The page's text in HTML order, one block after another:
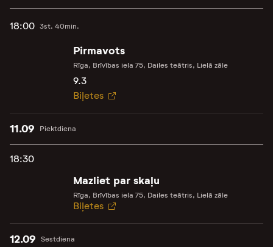
18:00 3st. 40min.
Pirmavots
Rīga, Brīvības iela 75, Dailes teātris, Lielā zāle
9.3
Biļetes
Piektdiena
11.09
18:30
Mazliet par skaļu
Rīga, Brīvības iela 75, Dailes teātris, Lielā zāle
Biļetes
Sestdiena
12.09